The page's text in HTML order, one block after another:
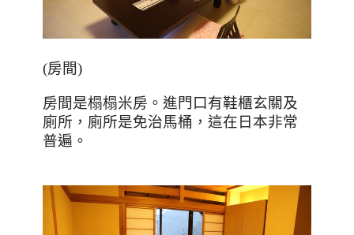
(房間)
房間是榻榻米房。進門口有鞋櫃玄關及
廁所，廁所是免治馬桶，這在日本非常
普遍。